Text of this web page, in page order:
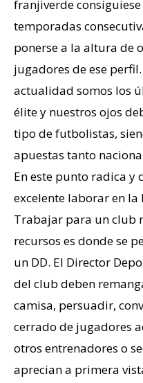
franjiverde
temporadas
ponerse a la altura de
jugadores de ese
actualidad somos los
élite y nuestros ojos
tipo de futbolistas,
apuestas tanto
En este punto radica y
excelente laborar en la
Trabajar para un club
recursos es donde se
un DD. El Director
del club deben
camisa, persuadir,
cerrado de jugadores
otros entrenadores o
aprecian a primera